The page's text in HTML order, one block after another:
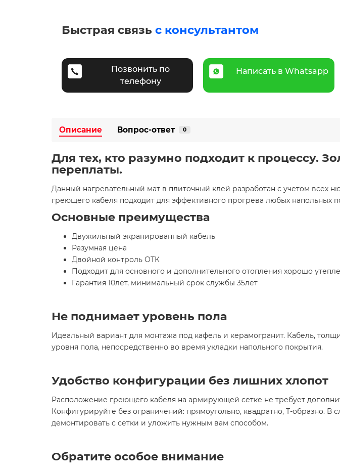
Быстрая связь с консультантом
Позвонить по
телефону
Написать в Whatsapp
Описание Вопрос-ответ 0
Для тех, кто разумно подходит к процессу.
переплаты.
Данный нагревательный мат в плиточный клей разработан с учетом всех
греющего кабеля подходит для эффективного прогрева любых напольных
Основные преимущества
Двужильный экранированный кабель
Разумная цена
Двойной контроль ОТК
Подходит для основного и дополнительного отопления хорошо
Гарантия 10лет, минимальный срок службы 35лет
Не поднимает уровень пола
Идеальный вариант для монтажа под кафель и керамогранит. Кабель,
уровня пола, непосредственно во время укладки напольного покрытия.
Удобство конфигурации без лишних хлопот
Расположение греющего кабеля на армирующей сетке не требует
Конфигурируйте без ограничений: прямоугольно, квадратно, Т-образно.
демонтировать с сетки и уложить нужным вам способом.
Обратите особое внимание